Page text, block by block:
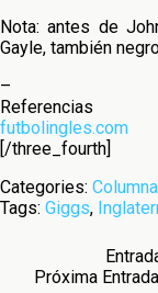
Nota: antes de
Gayle, también
–
Referencias
futbolingles.com
[/three_fourth]
Categories:
Tags: Giggs,
Próxima Entrada